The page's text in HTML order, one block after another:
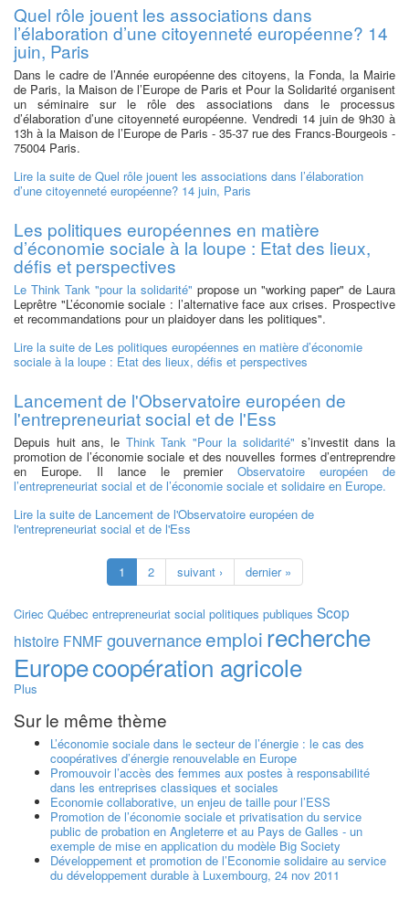
Quel rôle jouent les associations dans
l’élaboration d’une citoyenneté européenne? 14
juin, Paris
Dans le cadre de l’Année européenne des citoyens, la Fonda, la Mairie
de Paris, la Maison de l’Europe de Paris et Pour la Solidarité organisent
un séminaire sur le rôle des associations dans le processus
d’élaboration d’une citoyenneté européenne. Vendredi 14 juin de 9h30 à
13h à la Maison de l’Europe de Paris - 35-37 rue des Francs-Bourgeois -
75004 Paris.
Lire la suite de Quel rôle jouent les associations dans l’élaboration
d’une citoyenneté européenne? 14 juin, Paris
Les politiques européennes en matière
d’économie sociale à la loupe : Etat des lieux,
défis et perspectives
Le Think Tank "pour la solidarité" propose un "working paper" de Laura
Leprêtre "L’économie sociale : l’alternative face aux crises. Prospective
et recommandations pour un plaidoyer dans les politiques".
Lire la suite de Les politiques européennes en matière d’économie
sociale à la loupe : Etat des lieux, défis et perspectives
Lancement de l'Observatoire européen de
l'entrepreneuriat social et de l'Ess
Depuis huit ans, le Think Tank "Pour la solidarité" s’investit dans la
promotion de l’économie sociale et des nouvelles formes d’entreprendre
en Europe. Il lance le premierObservatoire européen de
l’entrepreneuriat social et de l’économie sociale et solidaire en Europe.
Lire la suite de Lancement de l'Observatoire européen de
l'entrepreneuriat social et de l'Ess
1 2 suivant › dernier »
Ciriec Québec entrepreneuriat social politiques publiques Scop
histoire FNMF gouvernanceemploi recherche
Europecoopération agricole
Plus
Sur le même thème
L’économie sociale dans le secteur de l’énergie : le cas des
coopératives d’énergie renouvelable en Europe
Promouvoir l’accès des femmes aux postes à responsabilité
dans les entreprises classiques et sociales
Economie collaborative, un enjeu de taille pour l’ESS
Promotion de l’économie sociale et privatisation du service
public de probation en Angleterre et au Pays de Galles - un
exemple de mise en application du modèle Big Society
Développement et promotion de l’Economie solidaire au service
du développement durable à Luxembourg, 24 nov 2011